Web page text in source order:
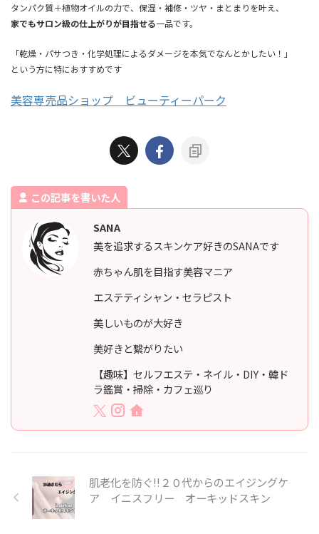
タンパク質＋植物オイルの力で、保湿・補修・ツヤ・まとまりを叶え、
家でもサロン級の仕上がりが目指せる一品です。
「乾燥・パサつき・化学処理によるダメージを本気でなんとかしたい！」
という方に特におすすめです
美容専売品ショップ ビューティーパーク
この記事を書いた人
SANA
美を追求するスキンケア好きのSANAです
赤ちゃん肌を目指す美容マニア
エステティシャン・セラピスト
美しいものが大好き
美好きと繋がりたい
【趣味】セルフエステ・ネイル・DIY・韓ド
ラ鑑賞・掃除・カフェ巡り
肌老化を防ぐ!!２０代からのエイジングケ
ア イニスフリー オーキッドスキン